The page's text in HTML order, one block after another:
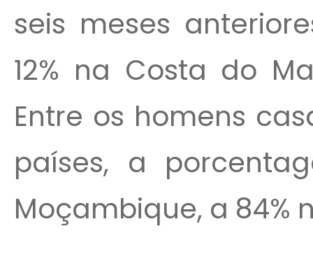
seis meses
12% na Costa do
Entre os homens
países, a
Moçambique, a 84%